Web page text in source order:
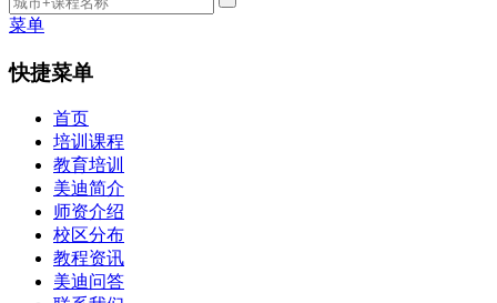
菜单
快捷菜单
首页
培训课程
教育培训
美迪简介
师资介绍
校区分布
教程资讯
美迪问答